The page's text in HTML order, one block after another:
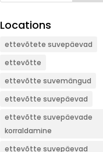
Locations
ettevõtete suvepäevad
ettevõtte
ettevõtte suvemängud
ettevõtte suvepäevad
ettevõtte suvepäevade
korraldamine
ettevõtte suvepäevad